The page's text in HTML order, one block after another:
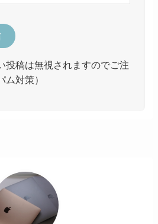
投稿は無視されますのでご注
対策）